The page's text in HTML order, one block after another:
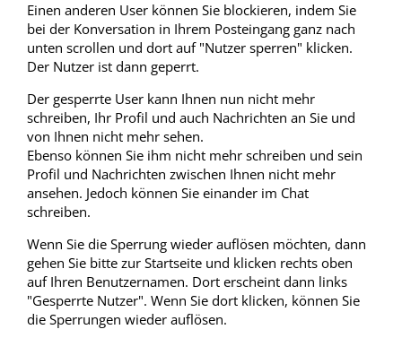
Einen anderen User können Sie blockieren, indem Sie
bei der Konversation in Ihrem Posteingang ganz nach
unten scrollen und dort auf "Nutzer sperren" klicken.
Der Nutzer ist dann geperrt.
Der gesperrte User kann Ihnen nun nicht mehr
schreiben, Ihr Profil und auch Nachrichten an Sie und
von Ihnen nicht mehr sehen.
Ebenso können Sie ihm nicht mehr schreiben und sein
Profil und Nachrichten zwischen Ihnen nicht mehr
ansehen. Jedoch können Sie einander im Chat
schreiben.
Wenn Sie die Sperrung wieder auflösen möchten, dann
gehen Sie bitte zur Startseite und klicken rechts oben
auf Ihren Benutzernamen. Dort erscheint dann links
"Gesperrte Nutzer". Wenn Sie dort klicken, können Sie
die Sperrungen wieder auflösen.